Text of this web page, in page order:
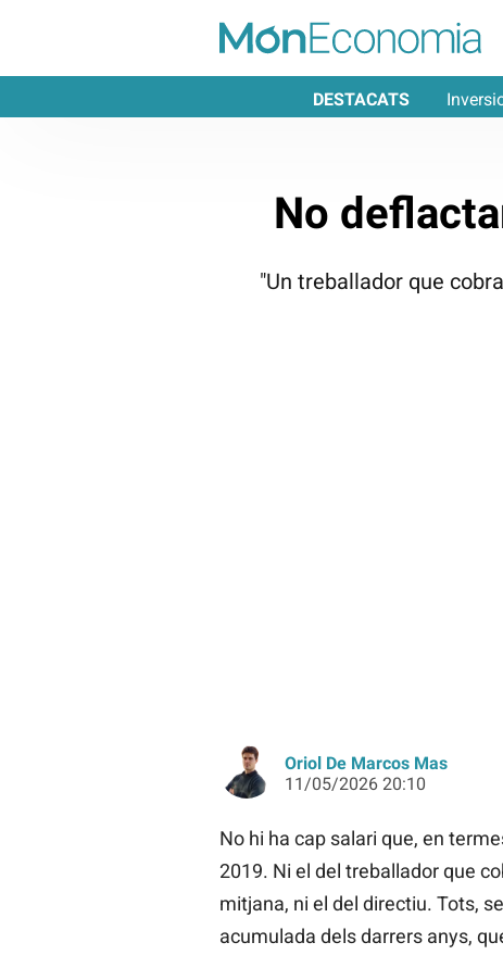
DESTACATS
No
"Un treballador que
Oriol De Marcos Mas
11/05/2026 20:10
No hi ha cap salari que, en
2019. Ni el del treballador que
mitjana, ni el del directiu. Tots,
acumulada dels darrers anys,